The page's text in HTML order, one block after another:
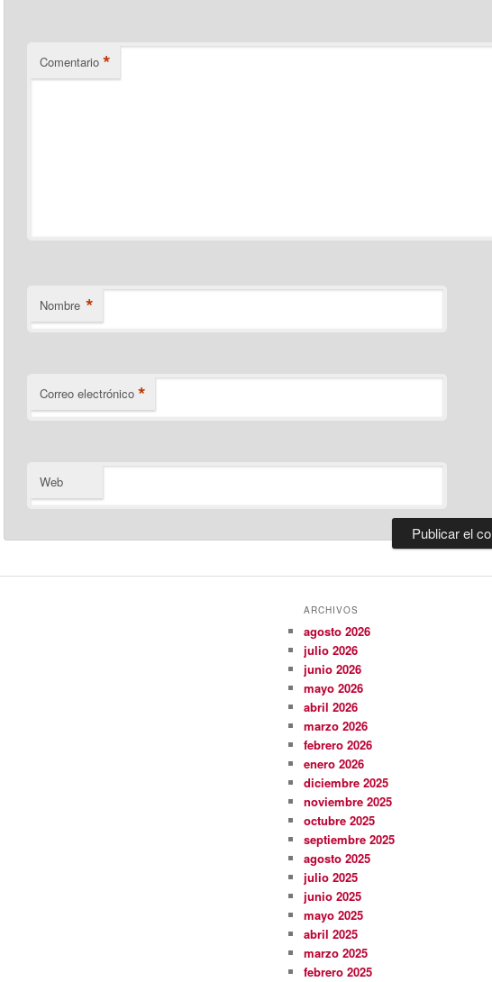
Comentario *
Nombre *
Correo electrónico *
Web
ARCHIVOS
agosto 2026
julio 2026
junio 2026
mayo 2026
abril 2026
marzo 2026
febrero 2026
enero 2026
diciembre 2025
noviembre 2025
octubre 2025
septiembre 2025
agosto 2025
julio 2025
junio 2025
mayo 2025
abril 2025
marzo 2025
febrero 2025